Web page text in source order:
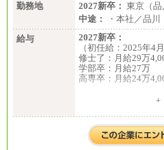
勤務地
2027新卒： 東京（
中途：
・本社／品
給与
2027新卒：
（初任給：2025年4
修士了：月給29万
学部卒：月給27万
高専卒：月給24万
月給 250,000円
想定年収 420万円
入社時の処遇（基本
+